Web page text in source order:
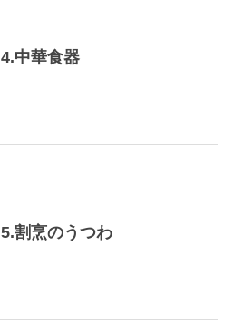
4.中華食器
5.割烹のうつわ